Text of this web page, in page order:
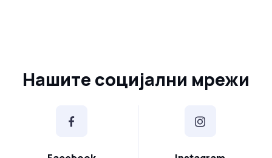
Нашите социјални мрежи